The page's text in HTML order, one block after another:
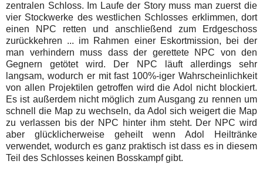
zentralen Schloss. Im Laufe der Story muss man zuerst die
vier Stockwerke des westlichen Schlosses erklimmen, dort
einen NPC retten und anschließend zum Erdgeschoss
zurückkehren ... im Rahmen einer Eskortmission, bei der
man verhindern muss dass der gerettete NPC von den
Gegnern getötet wird. Der NPC läuft allerdings sehr
langsam, wodurch er mit fast 100%-iger Wahrscheinlichkeit
von allen Projektilen getroffen wird die Adol nicht blockiert.
Es ist außerdem nicht möglich zum Ausgang zu rennen um
schnell die Map zu wechseln, da Adol sich weigert die Map
zu verlassen bis der NPC hinter ihm steht. Der NPC wird
aber glücklicherweise geheilt wenn Adol Heiltränke
verwendet, wodurch es ganz praktisch ist dass es in diesem
Teil des Schlosses keinen Bosskampf gibt.